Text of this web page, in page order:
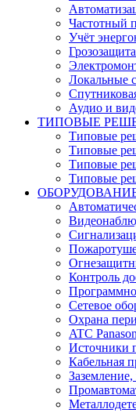
Частотный
Учёт
Локальные
Аудио и
ТИПОВЫЕ
Типовые
Типовые
Типовые
Типовые
Контроль
Сетевое
Охрана
ATC
Источники
Кабельная
Заземление,